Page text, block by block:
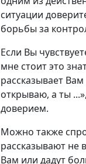
ситуации
борьбы за
Если Вы
мне стоит это
рассказывает
открываю, а ты
доверием.
Можно также
рассказывают не
Вам или дадут